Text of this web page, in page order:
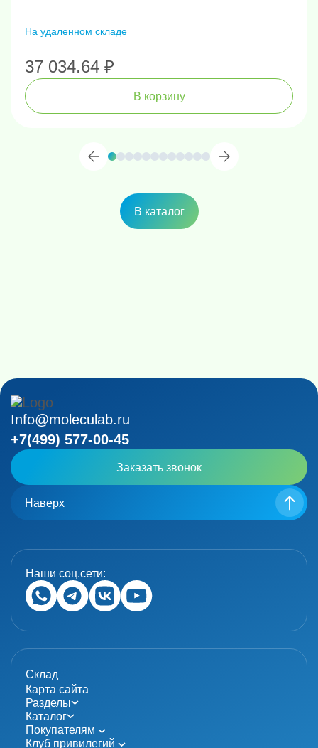
На удаленном складе
37 034.64 ₽
В корзину
В каталог
Info@moleculab.ru
+7(499) 577-00-45
Заказать звонок
Наверх
Наши соц.сети:
Склад
Карта сайта
Разделы
Каталог
Покупателям
Клуб привилегий